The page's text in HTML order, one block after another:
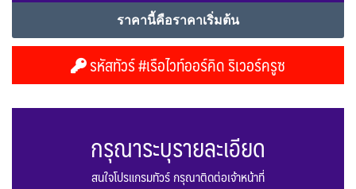
ราคานี้คือราคาเริ่มต้น
รหัสทัวร์ #เรือไวท์ออร์คิด ริเวอร์ครูซ
กรุณาระบุรายละเอียด
สนใจโปรแกรมทัวร์ กรุณาติดต่อเจ้าหน้าที่